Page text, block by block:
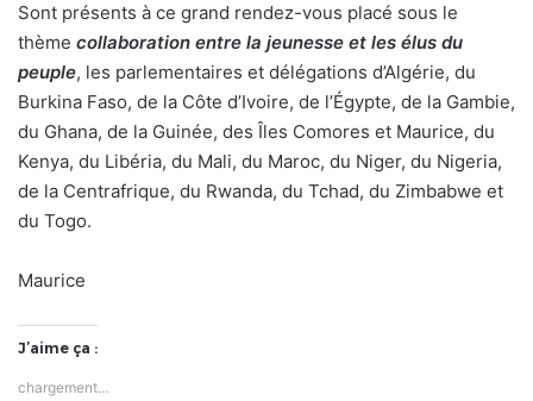
Sont présents à ce grand rendez-vous placé sous le
thème collaboration entre la jeunesse et les élus du
peuple, les parlementaires et délégations d’Algérie, du
Burkina Faso, de la Côte d’Ivoire, de l’Égypte, de la Gambie,
du Ghana, de la Guinée, des Îles Comores et Maurice, du
Kenya, du Libéria, du Mali, du Maroc, du Niger, du Nigeria,
de la Centrafrique, du Rwanda, du Tchad, du Zimbabwe et
du Togo.
Maurice
J’aime ça :
chargement…